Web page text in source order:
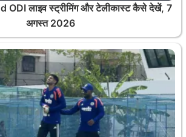
ODI लाइव स्ट्रीमिंग और टेलीकास्ट कैसे देखें, 7
अगस्त 2026